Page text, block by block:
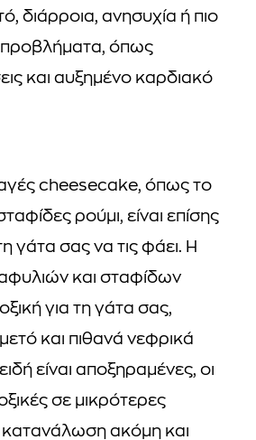
διάρροια, ανησυχία ή πιο
προβλήματα, όπως
και αυξημένο καρδιακό
cheesecake, όπως το
ρούμι, είναι επίσης
γάτα σας να τις φάει. Η
και σταφίδων
για τη γάτα σας,
και πιθανά νεφρικά
είναι αποξηραμένες, οι
σε μικρότερες
κατανάλωση ακόμη και